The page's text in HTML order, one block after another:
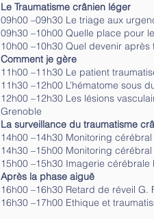
Le Traumatisme crânien léger
09h00 –09h30 Le triage aux
09h30 –10h00 Quelle place pour
10h00 –10h30 Quel devenir
Comment je gère
11h00 –11h30 Le patient
11h30 –12h00 L’hématome sous
12h00 –12h30 Les lésions
Grenoble
La surveillance du traumatisme
14h00 –14h30 Monitoring
14h30 –15h00 Monitoring
15h00 –15h30 Imagerie cérébrale
Après la phase aiguë
16h00 –16h30 Retard de réveil G.
16h30 –17h00 Ethique et